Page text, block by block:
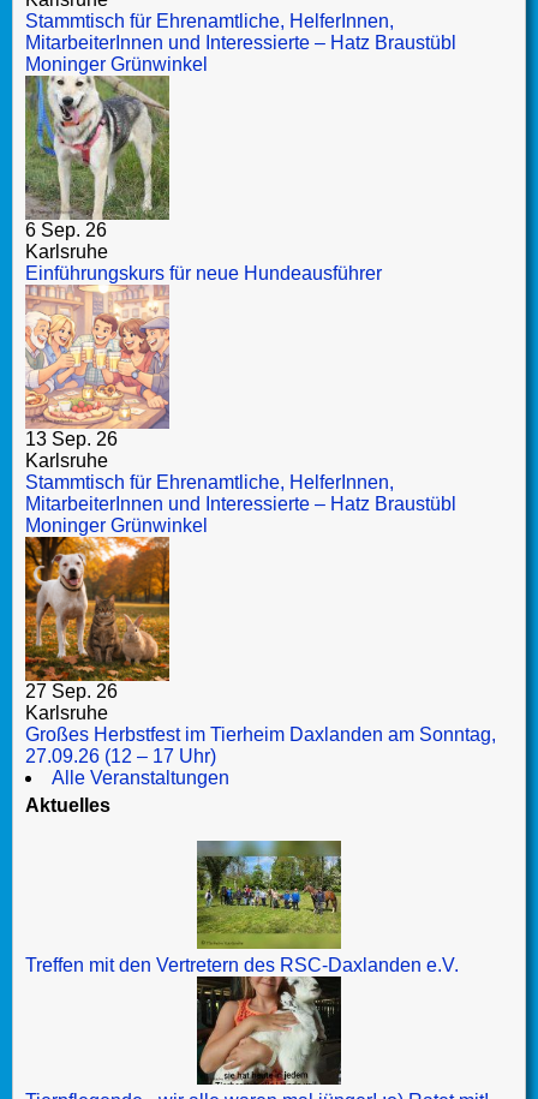
Stammtisch für Ehrenamtliche, HelferInnen,
MitarbeiterInnen und Interessierte – Hatz Braustübl
Moninger Grünwinkel
6 Sep. 26
Karlsruhe
Einführungskurs für neue Hundeausführer
13 Sep. 26
Karlsruhe
Stammtisch für Ehrenamtliche, HelferInnen,
MitarbeiterInnen und Interessierte – Hatz Braustübl
Moninger Grünwinkel
27 Sep. 26
Karlsruhe
Großes Herbstfest im Tierheim Daxlanden am Sonntag,
27.09.26 (12 – 17 Uhr)
Alle Veranstaltungen
Aktuelles
Treffen mit den Vertretern des RSC-Daxlanden e.V.